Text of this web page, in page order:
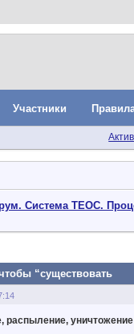
Участники
Система ТЕОС.
“существовать
распыление,